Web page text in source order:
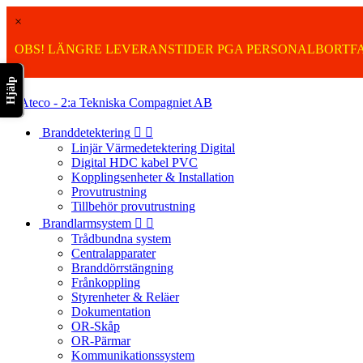
Hjälp
×
OBS! LÄNGRE LEVERANSTIDER PGA

Branddetektering  
Linjär Värmedetektering Digital
Digital HDC kabel PVC
Kopplingsenheter & Installation
Provutrustning
Tillbehör provutrustning
Brandlarmsystem  
Trådbundna system
Centralapparater
Branddörrstängning
Frånkoppling
Styrenheter & Reläer
Dokumentation
OR-Skåp
OR-Pärmar
Kommunikationssystem